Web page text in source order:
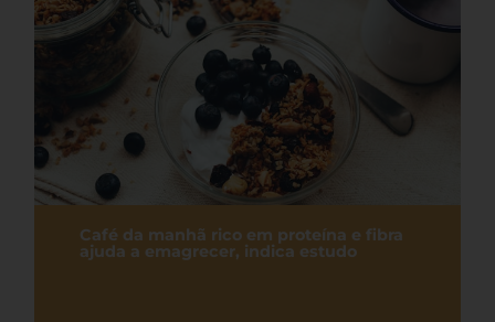
Café da manhã rico em proteína e fibra
ajuda a emagrecer, indica estudo